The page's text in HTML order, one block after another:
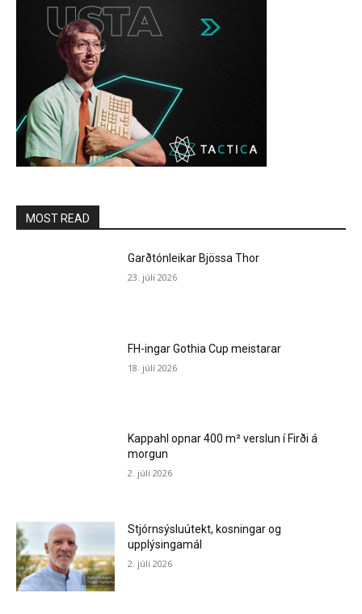
MOST READ
Garðtónleikar Bjössa Thor
23. júlí 2026
FH-ingar Gothia Cup meistarar
18. júlí 2026
Kappahl opnar 400 m² verslun í Firði á
morgun
2. júlí 2026
Stjórnsýsluútekt, kosningar og
upplýsingamál
2. júlí 2026